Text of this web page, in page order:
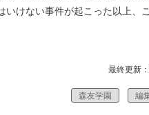
けない事件が起こった以上、
最終更新
森友学園 編